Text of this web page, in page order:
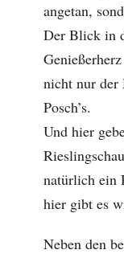
angetan,
Der Blick in
nicht nur der
Posch’s.
Und hier
natürlich ein
hier gibt es
Neben den